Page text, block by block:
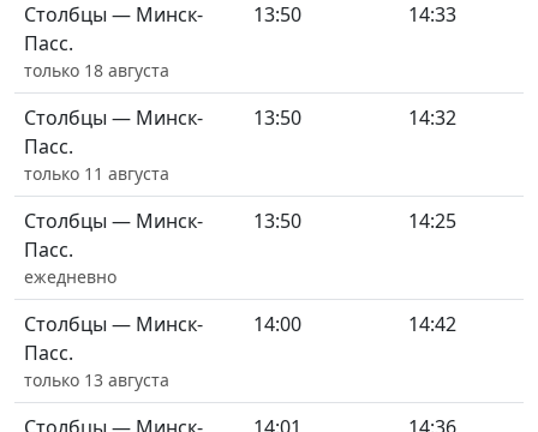
Столбцы — Минск-
Пасс.
только 18 августа
13:50 14:33
Столбцы — Минск-
Пасс.
только 11 августа
13:50 14:32
Столбцы — Минск-
Пасс.
ежедневно
13:50 14:25
Столбцы — Минск-
Пасс.
только 13 августа
14:00 14:42